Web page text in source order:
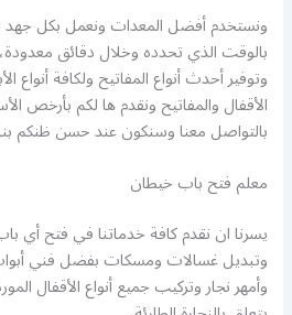
ونستخدم أفضل المعدات ونعمل بكل جهد
بالوقت الذي تحدده وخلال دقائق
وتوفير أحدث أنواع المفاتيح ولكافة
الأقفال والمفاتيح ونقدم ها لكم بأرخص
بالتواصل معنا وسنكون عند حسن ظنكم
معلم فتح باب خيطان
يسرنا ان نقدم كافة خدماتنا في فتح أي
وتبديل غسالات ومسكات بفضل فني
وأمهر نجار وتركيب جميع أنواع الأقفال